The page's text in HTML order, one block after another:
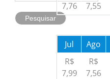
7,76
7,55
Jul Ago
R$
7,99
R$
7,56